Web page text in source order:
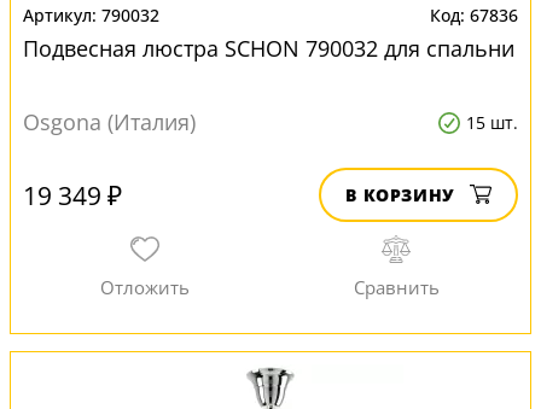
790032 67836
Подвесная люстра SCHON 790032 для спальни
Osgona (Италия) 15 шт.
19 349 ₽ В КОРЗИНУ